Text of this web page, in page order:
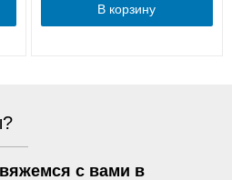
В корзину
с вами в